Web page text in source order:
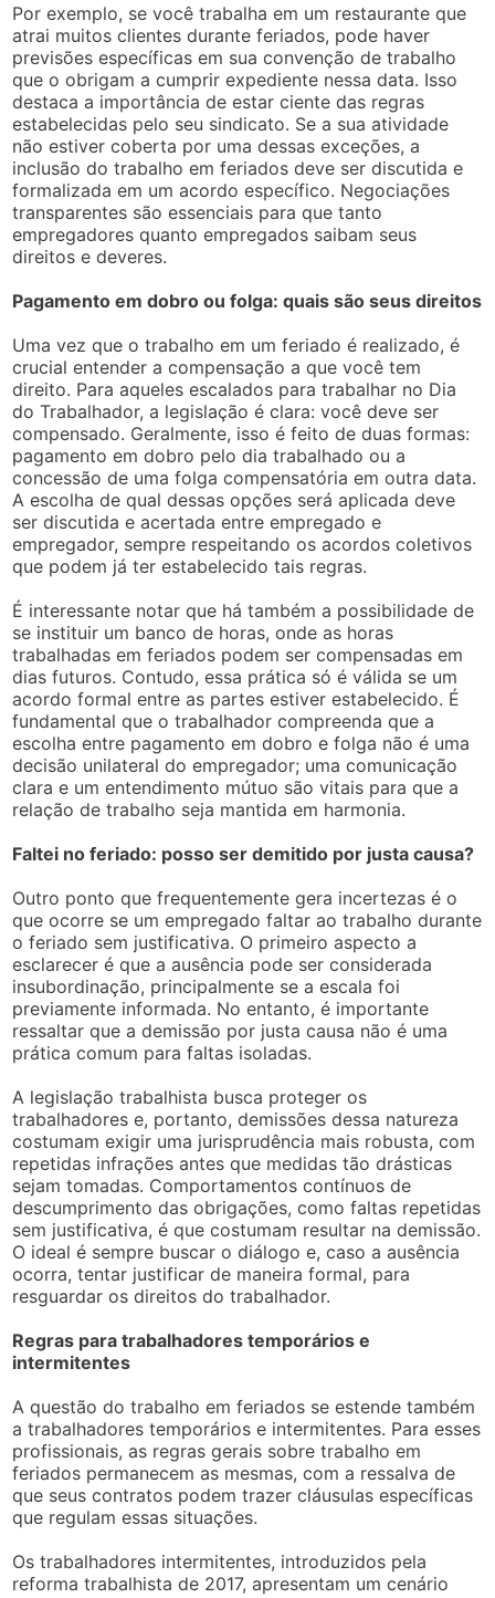
Por exemplo, se você trabalha em um restaurante que
atrai muitos clientes durante feriados, pode haver
previsões específicas em sua convenção de trabalho
que o obrigam a cumprir expediente nessa data. Isso
destaca a importância de estar ciente das regras
estabelecidas pelo seu sindicato. Se a sua atividade
não estiver coberta por uma dessas exceções, a
inclusão do trabalho em feriados deve ser discutida e
formalizada em um acordo específico. Negociações
transparentes são essenciais para que tanto
empregadores quanto empregados saibam seus
direitos e deveres.
Pagamento em dobro ou folga: quais são seus direitos
Uma vez que o trabalho em um feriado é realizado, é
crucial entender a compensação a que você tem
direito. Para aqueles escalados para trabalhar no Dia
do Trabalhador, a legislação é clara: você deve ser
compensado. Geralmente, isso é feito de duas formas:
pagamento em dobro pelo dia trabalhado ou a
concessão de uma folga compensatória em outra data.
A escolha de qual dessas opções será aplicada deve
ser discutida e acertada entre empregado e
empregador, sempre respeitando os acordos coletivos
que podem já ter estabelecido tais regras.
É interessante notar que há também a possibilidade de
se instituir um banco de horas, onde as horas
trabalhadas em feriados podem ser compensadas em
dias futuros. Contudo, essa prática só é válida se um
acordo formal entre as partes estiver estabelecido. É
fundamental que o trabalhador compreenda que a
escolha entre pagamento em dobro e folga não é uma
decisão unilateral do empregador; uma comunicação
clara e um entendimento mútuo são vitais para que a
relação de trabalho seja mantida em harmonia.
Faltei no feriado: posso ser demitido por justa causa?
Outro ponto que frequentemente gera incertezas é o
que ocorre se um empregado faltar ao trabalho durante
o feriado sem justificativa. O primeiro aspecto a
esclarecer é que a ausência pode ser considerada
insubordinação, principalmente se a escala foi
previamente informada. No entanto, é importante
ressaltar que a demissão por justa causa não é uma
prática comum para faltas isoladas.
A legislação trabalhista busca proteger os
trabalhadores e, portanto, demissões dessa natureza
costumam exigir uma jurisprudência mais robusta, com
repetidas infrações antes que medidas tão drásticas
sejam tomadas. Comportamentos contínuos de
descumprimento das obrigações, como faltas repetidas
sem justificativa, é que costumam resultar na demissão.
O ideal é sempre buscar o diálogo e, caso a ausência
ocorra, tentar justificar de maneira formal, para
resguardar os direitos do trabalhador.
Regras para trabalhadores temporários e
intermitentes
A questão do trabalho em feriados se estende também
a trabalhadores temporários e intermitentes. Para esses
profissionais, as regras gerais sobre trabalho em
feriados permanecem as mesmas, com a ressalva de
que seus contratos podem trazer cláusulas específicas
que regulam essas situações.
Os trabalhadores intermitentes, introduzidos pela
reforma trabalhista de 2017, apresentam um cenário